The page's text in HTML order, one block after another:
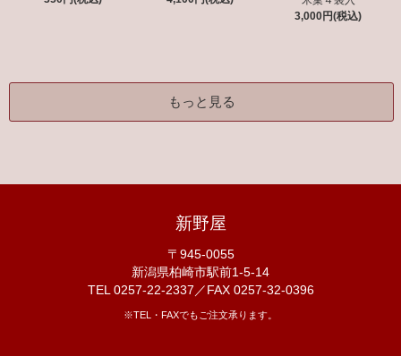
3,000円(税込)
もっと見る
新野屋
〒945-0055
新潟県柏崎市駅前1-5-14
TEL 0257-22-2337／FAX 0257-32-0396
※TEL・FAXでもご注文承ります。